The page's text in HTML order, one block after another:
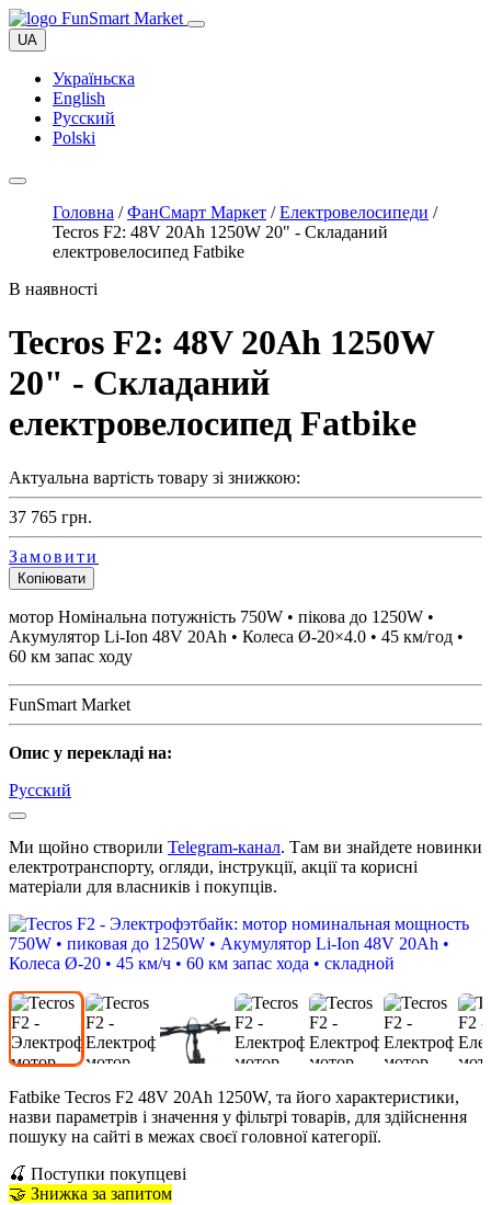
UA
Україньска
English
Русский
Polski
Головна / ФанСмарт Маркет / Електровелосипеди /
Tecros F2: 48V 20Ah 1250W 20" - Складаний
електровелосипед Fatbike
В наявності
Tecros F2: 48V 20Ah 1250W
20" - Складаний
електровелосипед Fatbike
Актуальна вартість товару зі знижкою:
37 765 грн.
Замовити
Копіювати
мотор Номінальна потужність 750W • пікова до 1250W •
Акумулятор Li-Ion 48V 20Ah • Колеса Ø-20×4.0 • 45 км/год •
60 км запас ходу
FunSmart Market
Опис у перекладі на:
Русский
Ми щойно створили Telegram-канал. Там ви знайдете новинки
електротранспорту, огляди, інструкції, акції та корисні
матеріали для власників і покупців.
Fatbike Tecros F2 48V 20Ah 1250W, та його характеристики,
назви параметрів і значення у фільтрі товарів, для здійснення
пошуку на сайті в межах своєї головної категорії.
🍒 Поступки покупцеві
🤝 Знижка за запитом